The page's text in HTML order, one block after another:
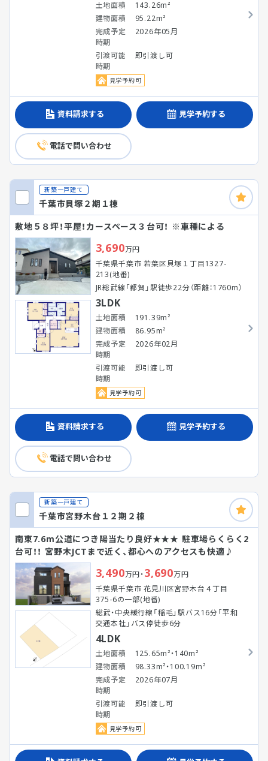
土地面積
143.26m²
建物面積
95.22m²
完成予定
時期
2026年05月
引渡可能
時期
即引渡し可
見学予約可
資料請求する 見学予約する
電話で問い合わせ
新築一戸建て
千葉市貝塚２期１棟
敷地５８坪！平屋！カースペース３台可！ ※車種による
3,690万円
千葉県千葉市 若葉区貝塚１丁目1327-
213(地番)
JR総武線「都賀」駅徒歩22分（距離：1760m）
3LDK
土地面積
191.39m²
建物面積
86.95m²
完成予定
時期
2026年02月
引渡可能
時期
即引渡し可
見学予約可
資料請求する 見学予約する
電話で問い合わせ
新築一戸建て
千葉市宮野木台１２期２棟
南東7.6m公道につき陽当たり良好★★★ 駐車場らくらく2
台可！！ 宮野木JCTまで近く、都心へのアクセスも快適♪
3,490万円・3,690万円
千葉県千葉市 花見川区宮野木台４丁目
375-6の一部(地番)
総武・中央緩行線「稲毛」駅バス16分「平和
交通本社」バス停徒歩6分
4LDK
土地面積
125.65m²・140m²
建物面積
98.33m²・100.19m²
完成予定
時期
2026年07月
引渡可能
時期
即引渡し可
見学予約可